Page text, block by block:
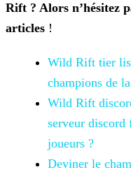
Rift ? Alors n’hésitez
articles !
Wild Rift tier
champions de
Wild Rift
serveur discord
joueurs ?
Deviner le